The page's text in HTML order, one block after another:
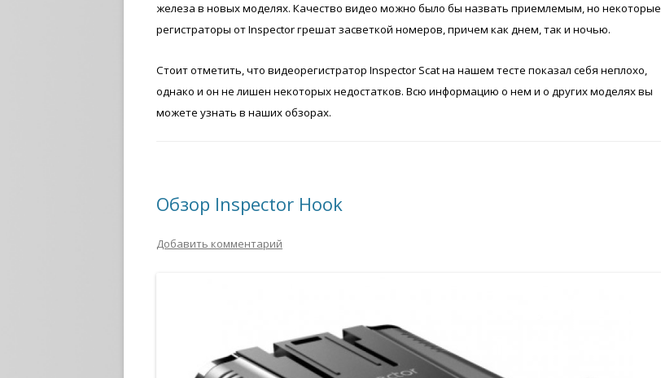
железа в новых моделях. Качество видео можно было бы назвать приемлемым, но некоторые
регистраторы от Inspector грешат засветкой номеров, причем как днем, так и ночью.
Стоит отметить, что видеорегистратор Inspector Scat на нашем тесте показал себя неплохо,
однако и он не лишен некоторых недостатков. Всю информацию о нем и о других моделях вы
можете узнать в наших обзорах.
Обзор Inspector Hook
Добавить комментарий